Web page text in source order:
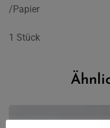
/Papier
1 Stück